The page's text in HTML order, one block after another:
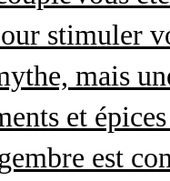
stimuler
mais
et
est